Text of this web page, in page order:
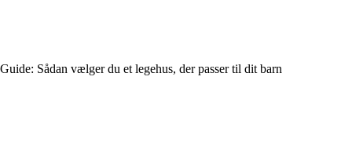
Guide: Sådan vælger du et legehus, der passer til dit barn